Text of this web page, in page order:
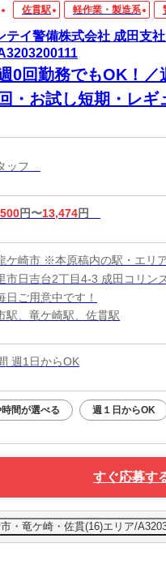
佐貫駅 軽作業・製造系
テイ警備株式会社 成田支
0回勤務でもOK！
・お試し短期・レギ
ッフ
円〜13,474円
ケ崎市 ※本原稿内の駅・エリ
市日吉台2丁目4-3 成田コリン
日ご用意中です！
駅、竜ケ崎駅、佐貫駅
週1日からOK
間が選べる 週１日からOK
すぐ応募す
・竜ケ崎・佐貫(16)エリア/